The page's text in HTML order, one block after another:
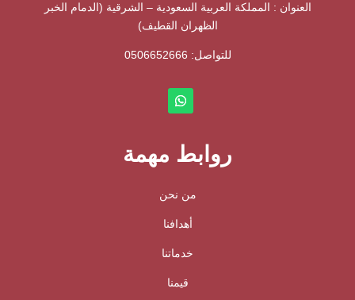
العنوان : المملكة العربية السعودية – الشرقية (الدمام الخبر
الظهران القطيف)
للتواصل: ⁦ 0506652666
روابط مهمة
من نحن
أهدافنا
خدماتنا
قيمنا